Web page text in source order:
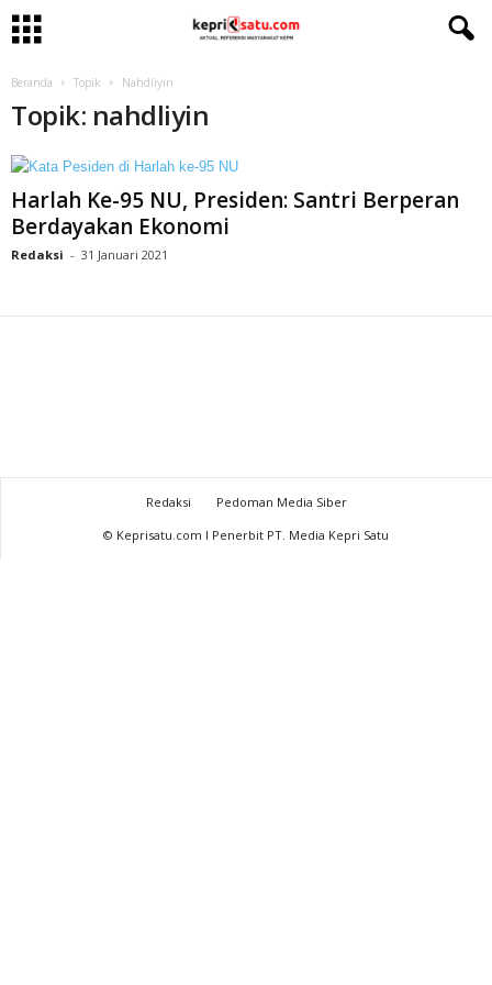
Beranda Topik Nahdliyin
Topik: nahdliyin
Harlah Ke-95 NU, Presiden: Santri Berperan
Berdayakan Ekonomi
Redaksi - 31 Januari 2021
Redaksi
Pedoman Media Siber
© Keprisatu.com I Penerbit PT. Media Kepri Satu